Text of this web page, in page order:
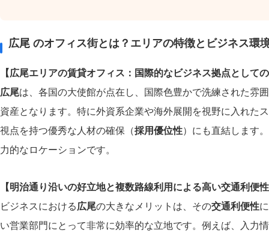
広尾 のオフィス街とは？エリアの特徴とビジネス環
【広尾エリアの賃貸オフィス：国際的なビジネス拠点として
広尾は、各国の大使館が点在し、国際色豊かで洗練された雰
資産となります。特に外資系企業や海外展開を視野に入れた
視点を持つ優秀な人材の確保（採用優位性）にも直結します
力的なロケーションです。
【明治通り沿いの好立地と複数路線利用による高い交通利便
ビジネスにおける広尾の大きなメリットは、その交通利便性
い営業部門にとって非常に効率的な立地です。例えば、入力